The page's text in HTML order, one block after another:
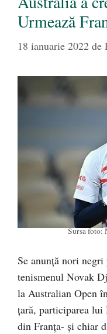
Urmează
18 ianuarie 2022 de
Sursa foto:
Se anunță nori
tenismenul Novak
la Australian Open
țară, participarea
din Franța- și chiar